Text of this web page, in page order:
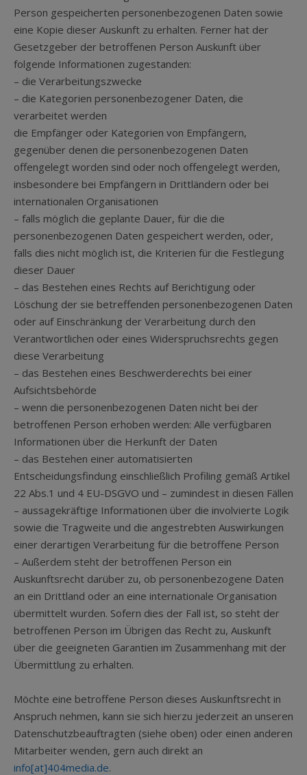
Person gespeicherten personenbezogenen Daten sowie
eine Kopie dieser Auskunft zu erhalten. Ferner hat der
Gesetzgeber der betroffenen Person Auskunft über
folgende Informationen zugestanden:
– die Verarbeitungszwecke
– die Kategorien personenbezogener Daten, die
verarbeitet werden
die Empfänger oder Kategorien von Empfängern,
gegenüber denen die personenbezogenen Daten
offengelegt worden sind oder noch offengelegt werden,
insbesondere bei Empfängern in Drittländern oder bei
internationalen Organisationen
– falls möglich die geplante Dauer, für die die
personenbezogenen Daten gespeichert werden, oder,
falls dies nicht möglich ist, die Kriterien für die Festlegung
dieser Dauer
– das Bestehen eines Rechts auf Berichtigung oder
Löschung der sie betreffenden personenbezogenen Daten
oder auf Einschränkung der Verarbeitung durch den
Verantwortlichen oder eines Widerspruchsrechts gegen
diese Verarbeitung
– das Bestehen eines Beschwerderechts bei einer
Aufsichtsbehörde
– wenn die personenbezogenen Daten nicht bei der
betroffenen Person erhoben werden: Alle verfügbaren
Informationen über die Herkunft der Daten
– das Bestehen einer automatisierten
Entscheidungsfindung einschließlich Profiling gemäß Artikel
22 Abs.1 und 4 EU-DSGVO und – zumindest in diesen Fällen
– aussagekräftige Informationen über die involvierte Logik
sowie die Tragweite und die angestrebten Auswirkungen
einer derartigen Verarbeitung für die betroffene Person
– Außerdem steht der betroffenen Person ein
Auskunftsrecht darüber zu, ob personenbezogene Daten
an ein Drittland oder an eine internationale Organisation
übermittelt wurden. Sofern dies der Fall ist, so steht der
betroffenen Person im Übrigen das Recht zu, Auskunft
über die geeigneten Garantien im Zusammenhang mit der
Übermittlung zu erhalten.
Möchte eine betroffene Person dieses Auskunftsrecht in
Anspruch nehmen, kann sie sich hierzu jederzeit an unseren
Datenschutzbeauftragten (siehe oben) oder einen anderen
Mitarbeiter wenden, gern auch direkt an
info[at]404media.de.